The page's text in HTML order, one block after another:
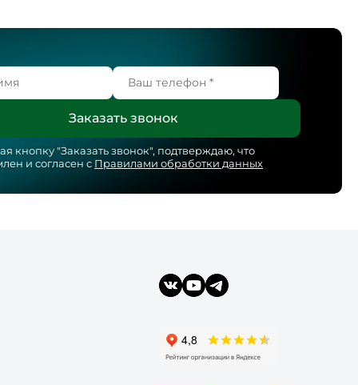
кнопку "Заказать звонок", подтверждаю, что
и согласен с Правилами обработки данных